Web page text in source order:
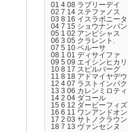
01 4 08 ラブリ
02 7 14 ステファ
03 8 16 イスラボ
04 7 15 ショウナ
05 1 02 アンビ
06 3 05 クラレン
07 5 10 ペルー
08 1 01 ディサ
09 5 09 エイシン
10 8 17 スピルバ
11 8 18 アドマイ
12 4 07 ラストイ
13 3 06 カレンミロ
14 2 04 ダコー
15 6 12 ダービー
16 6 11 ワンアンド
17 2 03 サトノク
18 7 13 ヴァンセ